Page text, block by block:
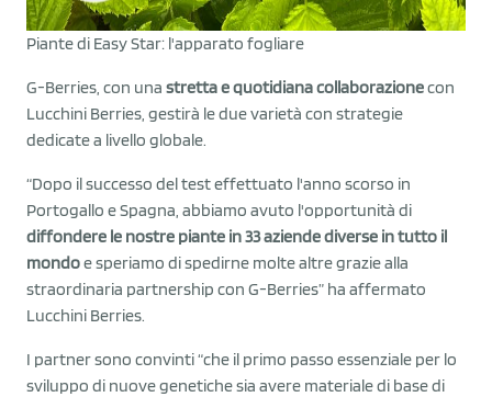
Piante di Easy Star: l'apparato fogliare
G-Berries, con una stretta e quotidiana collaborazionecon
Lucchini Berries, gestirà le due varietà con strategie
dedicate a livello globale.
“Dopo il successo del test effettuato l'anno scorso in
Portogallo e Spagna, abbiamo avuto l'opportunità di
diffondere le nostre piante in 33 aziende diverse in tutto il
mondoe speriamo di spedirne molte altre grazie alla
straordinaria partnership con G-Berries” ha affermato
Lucchini Berries.
I partner sono convinti “che il primo passo essenziale per lo
sviluppo di nuove genetiche sia avere materiale di base di